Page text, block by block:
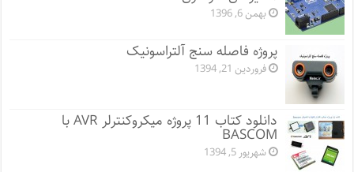
بهمن 6, 1396
پروژه فاصله سنج آلتراسونیک
فروردین 21, 1394
دانلود کتاب 11 پروژه میکروکنترلر AVR با
BASCOM
شهریور 5, 1394